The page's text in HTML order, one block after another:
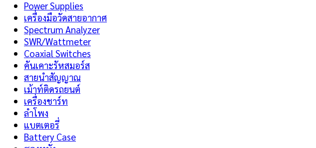
Power Supplies
เครื่องมือวัดสายอากาศ
Spectrum Analyzer
SWR/Wattmeter
Coaxial Switches
คันเคาะรัหสมอร์ส
สายนำสัญญาณ
เม้าท์ติดรถยนต์
เครื่องชาร์ท
ลำโพง
แบตเตอรี่
Battery Case